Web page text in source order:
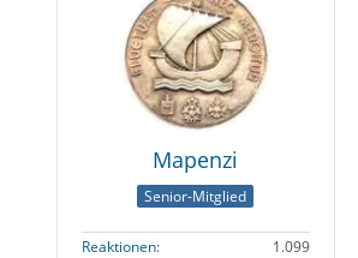
Mapenzi
Senior-Mitglied
Reaktionen
1.099